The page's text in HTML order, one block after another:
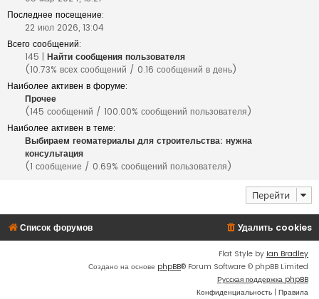
Последнее посещение:
22 июл 2026, 13:04
Всего сообщений:
145 | Найти сообщения пользователя
(10.73% всех сообщений / 0.16 сообщений в день)
Наиболее активен в форуме:
Прочее
(145 сообщений / 100.00% сообщений пользователя)
Наиболее активен в теме:
Выбираем геоматериалы для строительства: нужна
консультация
(1 сообщение / 0.69% сообщений пользователя)
Перейти
Список форумов Удалить cookies
Flat Style by Ian Bradley
Создано на основе phpBB® Forum Software © phpBB Limited
Русская поддержка phpBB
Конфиденциальность | Правила